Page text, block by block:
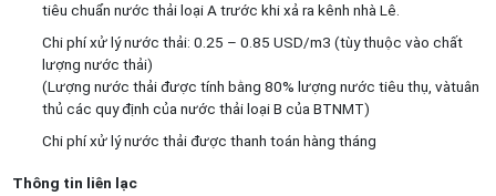
tiêu chuẩn nước thải loại A trước khi xả ra kênh nhà Lê.
Chi phí xử lý nước thải: 0.25 – 0.85 USD/m3 (tùy thuộc vào chất
lượng nước thải)
(Lượng nước thải được tính bằng 80% lượng nước tiêu thụ, vàtuân
thủ các quy định của nước thải loại B của BTNMT)
Chi phí xử lý nước thải được thanh toán hàng tháng
Thông tin liên lạc